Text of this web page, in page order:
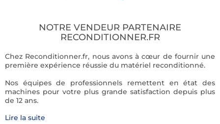
NOTRE VENDEUR PARTENAIRE
RECONDITIONNER.FR
Chez Reconditionner.fr, nous avons à cœur de fournir une
première expérience réussie du matériel reconditionné.
Nos équipes de professionnels remettent en état des
machines pour votre plus grande satisfaction depuis plus
de 12 ans.
Acheter chez Reconditionner.fr, c'est la garantie d'un
Lire la suite